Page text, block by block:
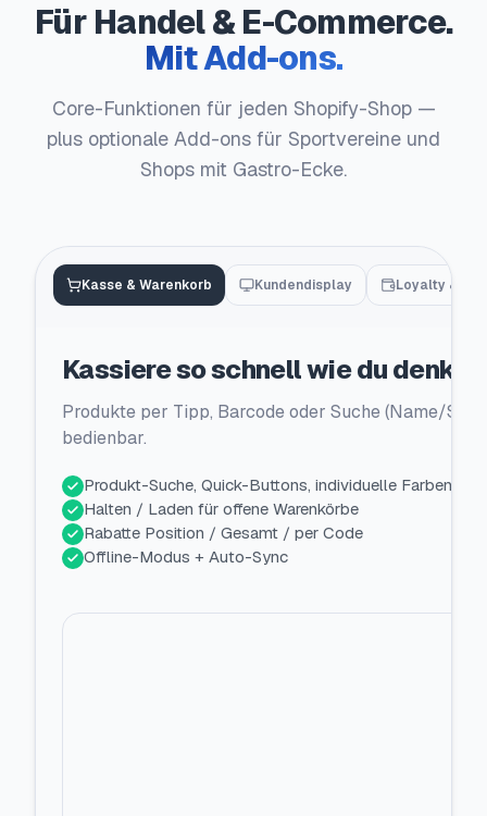
Für Handel & E-Commerce.
Mit Add-ons.
Core-Funktionen für jeden Shopify-Shop —
plus optionale Add-ons für Sportvereine und
Shops mit Gastro-Ecke.
Kasse & Warenkorb Kundendisplay Loyalty &
Kassiere so schnell wie du denkst.
Produkte per Tipp, Barcode oder Suche (Name/
bedienbar.
Produkt-Suche, Quick-Buttons, individuelle Farben
Halten / Laden für offene Warenkörbe
Rabatte Position / Gesamt / per Code
Offline-Modus + Auto-Sync